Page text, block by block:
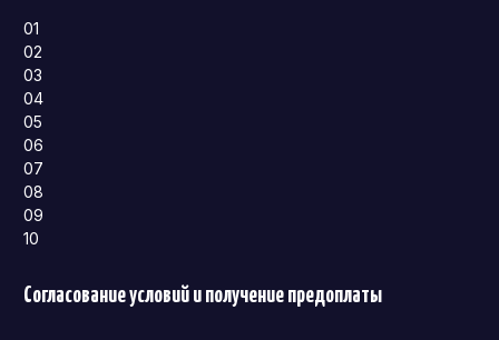
01
02
03
04
05
06
07
08
09
10
Согласование условий и получение предоплаты